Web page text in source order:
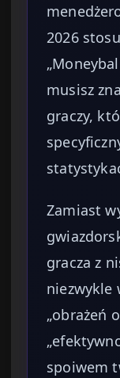
2026
musisz
graczy,
Zamiast
gracza z
niezwykle
„obrażeń
spoiwem